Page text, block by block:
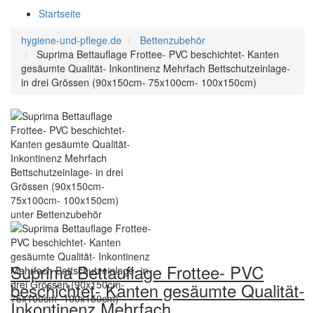
Startseite
hygiene-und-pflege.de
Bettenzubehör
Suprima Bettauflage Frottee- PVC beschichtet- Kanten
gesäumte Qualität- Inkontinenz Mehrfach Bettschutzeinlage-
in drei Grössen (90x150cm- 75x100cm- 100x150cm)
Suprima Bettauflage Frottee- PVC
beschichtet- Kanten gesäumte Qualität-